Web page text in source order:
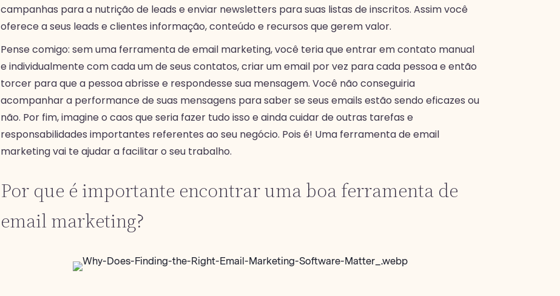
campanhas para a nutrição de leads e enviar newsletters para suas listas de inscritos. Assim você
oferece a seus leads e clientes informação, conteúdo e recursos que gerem valor.
Pense comigo: sem uma ferramenta de email marketing, você teria que entrar em contato manual
e individualmente com cada um de seus contatos, criar um email por vez para cada pessoa e então
torcer para que a pessoa abrisse e respondesse sua mensagem. Você não conseguiria
acompanhar a performance de suas mensagens para saber se seus emails estão sendo eficazes ou
não. Por fim, imagine o caos que seria fazer tudo isso e ainda cuidar de outras tarefas e
responsabilidades importantes referentes ao seu negócio. Pois é! Uma ferramenta de email
marketing vai te ajudar a facilitar o seu trabalho.
Por que é importante encontrar uma boa ferramenta de
email marketing?